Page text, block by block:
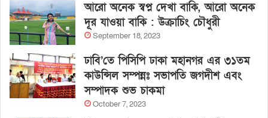
আরো অনেক স্বপ্ন দেখা বাকি, আরো অনেক
দূর যাওয়া বাকি : উক্রাচিং চৌধুরী
September 18, 2023
ঢাবি’তে পিসিপি ঢাকা মহানগর এর ৩১তম
কাউন্সিল সম্পন্নঃ সভাপতি জগদীশ এবং
সম্পাদক শুভ চাকমা
October 7, 2023